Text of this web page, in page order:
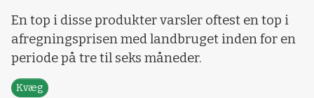
En top i disse produkter varsler oftest en top i
afregningsprisen med landbruget inden for en
periode på tre til seks måneder.
Kvæg